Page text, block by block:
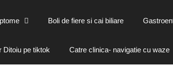
Boli de fiere si cai biliare
Ditoiu pe tiktok Catre clinica- navigatie cu waze